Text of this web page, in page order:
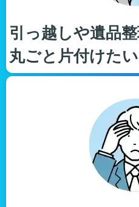
引っ越しや遺品
丸ごと片付けた